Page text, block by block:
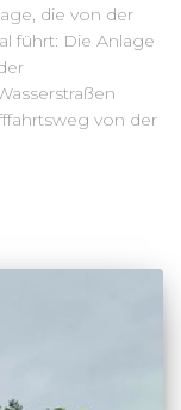
die von der
führt: Die Anlage
von der